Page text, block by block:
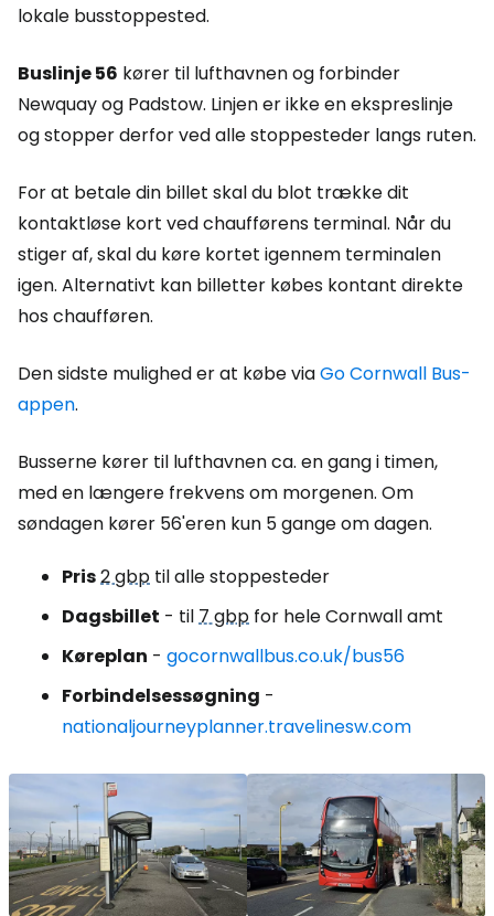
lokale busstoppested.
Buslinje 56 kører til lufthavnen og forbinder
Newquay og Padstow. Linjen er ikke en ekspreslinje
og stopper derfor ved alle stoppesteder langs ruten.
For at betale din billet skal du blot trække dit
kontaktløse kort ved chaufførens terminal. Når du
stiger af, skal du køre kortet igennem terminalen
igen. Alternativt kan billetter købes kontant direkte
hos chaufføren.
Den sidste mulighed er at købe viaGo Cornwall Bus-
appen.
Busserne kører til lufthavnen ca. en gang i timen,
med en længere frekvens om morgenen. Om
søndagen kører 56'eren kun 5 gange om dagen.
Pris2 gbp til alle stoppesteder
Dagsbillet - til7 gbp for hele Cornwall amt
Køreplan - gocornwallbus.co.uk/bus56
Forbindelsessøgning -
nationaljourneyplanner.travelinesw.com